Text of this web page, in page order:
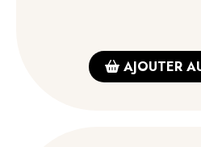
AJOUTER